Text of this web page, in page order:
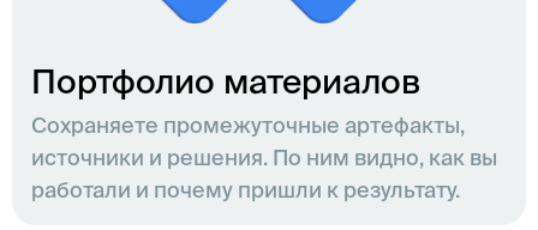
Портфолио материалов
Сохраняете промежуточные артефакты,
источники и решения. По ним видно, как вы
работали и почему пришли к результату.